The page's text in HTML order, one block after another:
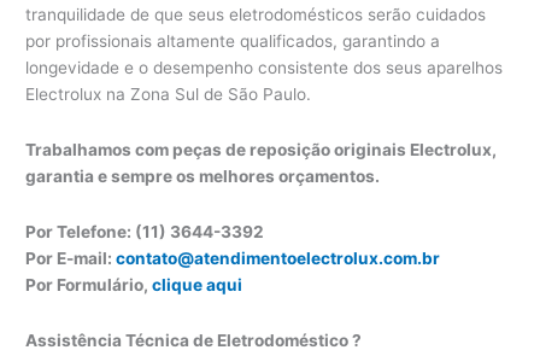
tranquilidade de que seus eletrodomésticos serão cuidados
por profissionais altamente qualificados, garantindo a
longevidade e o desempenho consistente dos seus aparelhos
Electrolux na Zona Sul de São Paulo.
Trabalhamos com peças de reposição originais Electrolux,
garantia e sempre os melhores orçamentos.
Por Telefone: (11) 3644-3392
Por E-mail:contato@atendimentoelectrolux.com.br
Por Formulário,clique aqui
Assistência Técnica de Eletrodoméstico ?